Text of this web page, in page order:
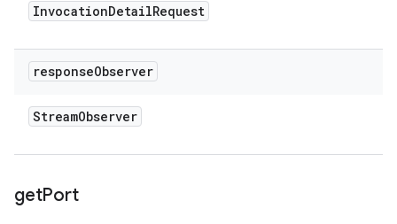
InvocationDetailRequest
responseObserver
StreamObserver
getPort